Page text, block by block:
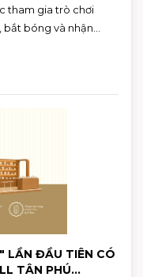
tham gia trò chơi
bắt bóng và nhận
MALL Tân Phú
LẦN ĐẦU TIÊN CÓ
TÂN PHÚ